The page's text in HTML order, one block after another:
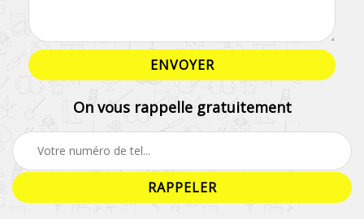
On vous rappelle gratuitement